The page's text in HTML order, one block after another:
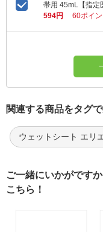
帯用 45mL【指定
594円
60ポイン
関連する商品をタグ
ウェットシート エリ
ご一緒にいかがです
こちら！